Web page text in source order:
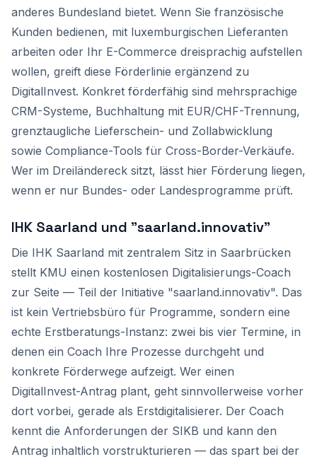
anderes Bundesland bietet. Wenn Sie französische
Kunden bedienen, mit luxemburgischen Lieferanten
arbeiten oder Ihr E-Commerce dreisprachig aufstellen
wollen, greift diese Förderlinie ergänzend zu
DigitalInvest. Konkret förderfähig sind mehrsprachige
CRM-Systeme, Buchhaltung mit EUR/CHF-Trennung,
grenztaugliche Lieferschein- und Zollabwicklung
sowie Compliance-Tools für Cross-Border-Verkäufe.
Wer im Dreiländereck sitzt, lässt hier Förderung liegen,
wenn er nur Bundes- oder Landesprogramme prüft.
IHK Saarland und "saarland.innovativ"
Die IHK Saarland mit zentralem Sitz in Saarbrücken
stellt KMU einen kostenlosen Digitalisierungs-Coach
zur Seite — Teil der Initiative "saarland.innovativ". Das
ist kein Vertriebsbüro für Programme, sondern eine
echte Erstberatungs-Instanz: zwei bis vier Termine, in
denen ein Coach Ihre Prozesse durchgeht und
konkrete Förderwege aufzeigt. Wer einen
DigitalInvest-Antrag plant, geht sinnvollerweise vorher
dort vorbei, gerade als Erstdigitalisierer. Der Coach
kennt die Anforderungen der SIKB und kann den
Antrag inhaltlich vorstrukturieren — das spart bei der